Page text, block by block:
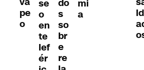
pe
o
se
o
en
te
lef
ér
do
s
so
br
e
re
mi
a
ld